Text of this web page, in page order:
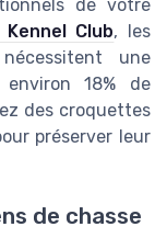
de votre
Club, les
une
18% de
des croquettes
préserver leur
de chasse